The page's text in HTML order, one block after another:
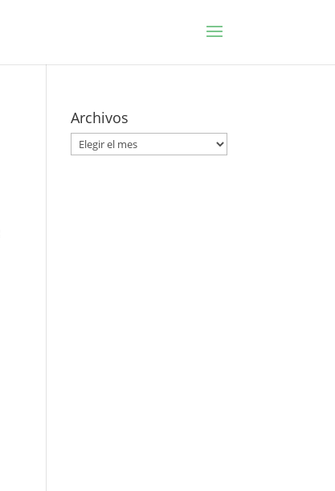
Archivos
Archivos